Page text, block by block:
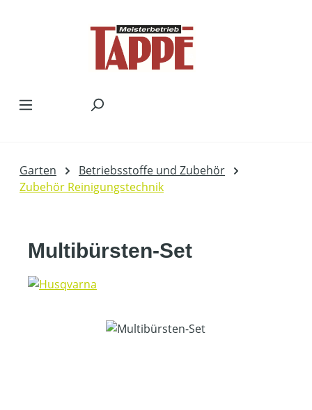
Garten
Betriebsstoffe und Zubehör
Zubehör Reinigungstechnik
Multibürsten-Set
Bildergalerie überspringen